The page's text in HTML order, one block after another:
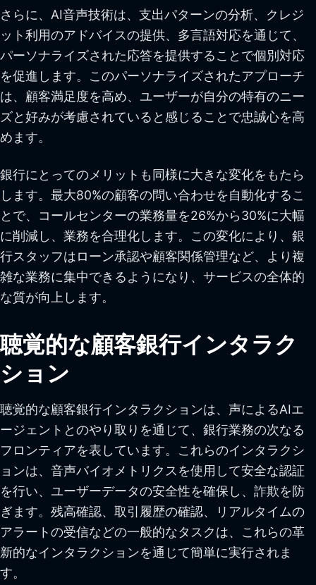
さらに、AI音声技術は、支出パターンの分析、クレジ
ット利用のアドバイスの提供、多言語対応を通じて、
パーソナライズされた応答を提供することで個別対応
を促進します。このパーソナライズされたアプローチ
は、顧客満足度を高め、ユーザーが自分の特有のニー
ズと好みが考慮されていると感じることで忠誠心を高
めます。
銀行にとってのメリットも同様に大きな変化をもたら
します。最大80%の顧客の問い合わせを自動化するこ
とで、コールセンターの業務量を26%から30%に大幅
に削減し、業務を合理化します。この変化により、銀
行スタッフはローン承認や顧客関係管理など、より複
雑な業務に集中できるようになり、サービスの全体的
な質が向上します。
聴覚的な顧客銀行インタラク
ション
聴覚的な顧客銀行インタラクションは、声によるAIエ
ージェントとのやり取りを通じて、銀行業務の次なる
フロンティアを表しています。これらのインタラクシ
ョンは、音声バイオメトリクスを使用して安全な認証
を行い、ユーザーデータの安全性を確保し、詐欺を防
ぎます。残高確認、取引履歴の確認、リアルタイムの
アラートの受信などの一般的なタスクは、これらの革
新的なインタラクションを通じて簡単に実行されま
す。